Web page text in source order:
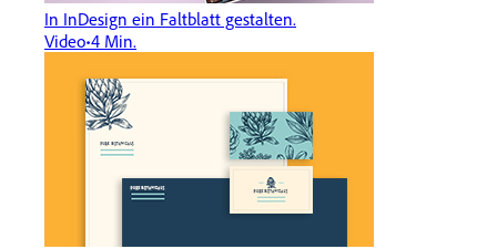
In InDesign ein Faltblatt gestalten.
Video 4 Min.